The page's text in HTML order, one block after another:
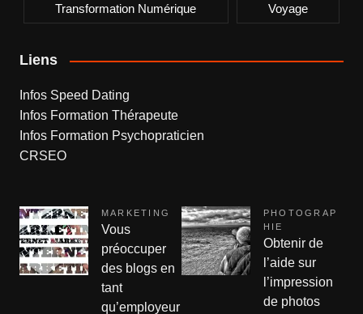
Transformation Numérique Voyage
Liens
Infos Speed Dating
Infos Formation Thérapeute
Infos Formation Psychopraticien
CRSEO
MARKETING
Vous
préoccuper
des blogs en
tant
qu’employeur
PHOTOGRAP
HIE
Obtenir de
l’aide sur
l’impression
de photos